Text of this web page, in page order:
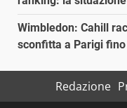
Wimbledon: Cahill
sconfitta a Parigi
Redazione